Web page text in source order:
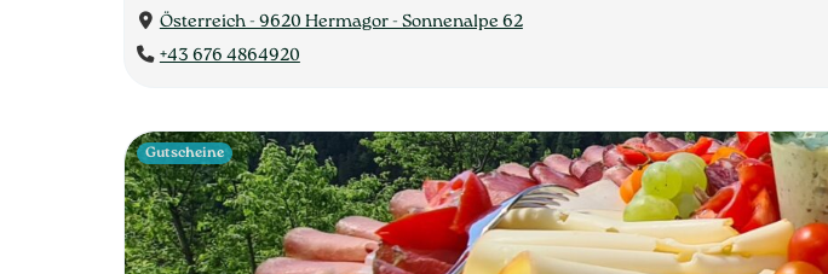
Österreich - 9620 Hermagor - Sonnenalpe 62
+43 676 4864920
Gutscheine